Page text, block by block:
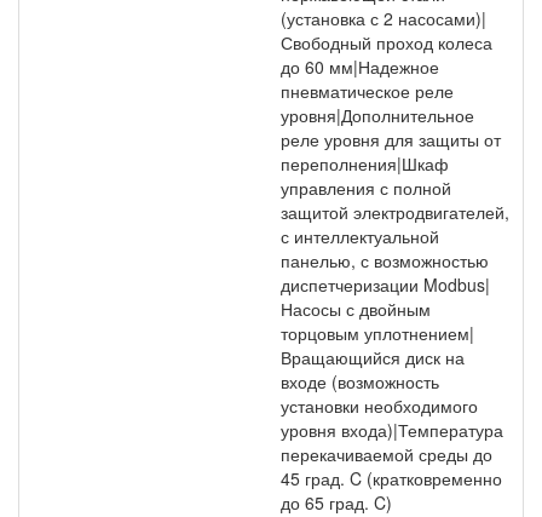
(установка с 2 насосами)|
Свободный проход колеса
до 60 мм|Надежное
пневматическое реле
уровня|Дополнительное
реле уровня для защиты от
переполнения|Шкаф
управления с полной
защитой электродвигателей,
с интеллектуальной
панелью, с возможностью
диспетчеризации Modbus|
Насосы с двойным
торцовым уплотнением|
Вращающийся диск на
входе (возможность
установки необходимого
уровня входа)|Температура
перекачиваемой среды до
45 град. C (кратковременно
до 65 град. C)